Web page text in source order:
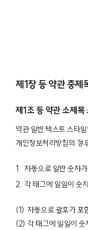
제1장 등 약관 중제
제1조 등 약관 소제목
약관 일반 텍스트 스타
개인정보처리방침의 경
자동으로 일반 숫자
각 태그에 일일이 숫
자동으로 괄호가 포
각 태그에 일일이